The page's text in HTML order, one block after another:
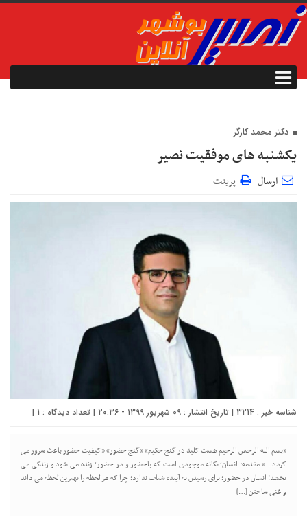
دکتر محمد کارگر
یکشنبه های موفقیت نصیر
ارسال پرینت
شناسه خبر : 3214 | تاریخ انتشار : ۰۹ شهریور ۱۳۹۹ - ۲۰:۳۶ | تعداد دیدگاه : 1
|
«بسم الله الرحمن الرحیم هست کلید در گنج حکیم» «گنج حضور» «کیفیت حضور باعث سرور می
گردد…» مقدمه: انسان؛ یگانه موجودی است که باحضور و در حضور؛ زنده می شود و زندگی می
بخشد! انسان در حضور؛ برای رسیدن به آینده شتاب ندارد؛ چرا که هر لحظه را بهترین لحظه می داند
و غنی ساختن […]